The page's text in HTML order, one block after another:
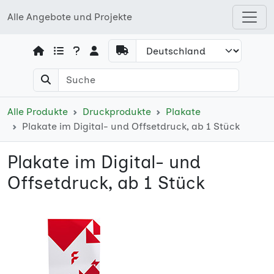
Alle Angebote und Projekte
Open shops menu
Alle Produkte Druckprodukte
Plakate
Plakate im Digital- und Offsetdruck, ab 1 Stück
Plakate im Digital- und
Offsetdruck, ab 1 Stück